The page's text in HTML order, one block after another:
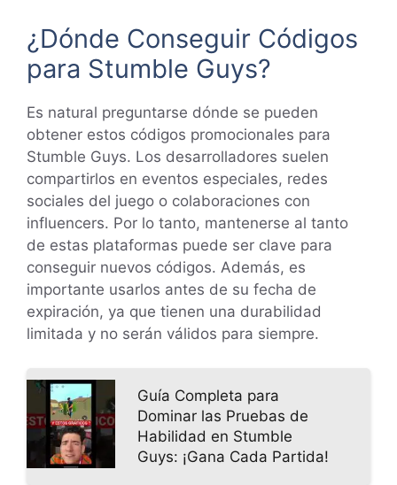
¿Dónde Conseguir Códigos
para Stumble Guys?
Es natural preguntarse dónde se pueden
obtener estos códigos promocionales para
Stumble Guys. Los desarrolladores suelen
compartirlos en eventos especiales, redes
sociales del juego o colaboraciones con
influencers. Por lo tanto, mantenerse al tanto
de estas plataformas puede ser clave para
conseguir nuevos códigos. Además, es
importante usarlos antes de su fecha de
expiración, ya que tienen una durabilidad
limitada y no serán válidos para siempre.
Guía Completa para
Dominar las Pruebas de
Habilidad en Stumble
Guys: ¡Gana Cada Partida!